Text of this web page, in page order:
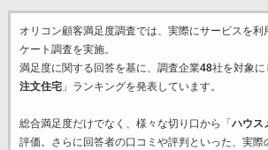
オリコン顧客満足度調査では、実際にサービスを利
ケート調査を実施。
満足度に関する回答を基に、調査企業48社を対象に
注文住宅」ランキングを発表しています。
総合満足度だけでなく、様々な切り口から「 ハウス
評価。さらに回答者の口コミや評判といった、実際